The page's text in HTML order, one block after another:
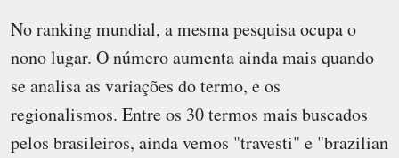
No ranking mundial, a mesma pesquisa ocupa o
nono lugar. O número aumenta ainda mais quando
se analisa as variações do termo, e os
regionalismos. Entre os 30 termos mais buscados
pelos brasileiros, ainda vemos "travesti" e "brazilian